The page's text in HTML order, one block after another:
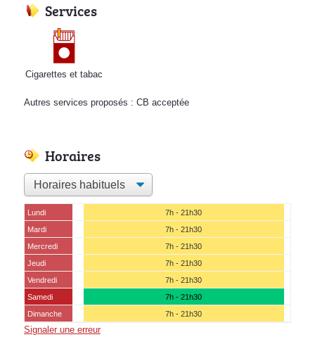
Services
Cigarettes et tabac
Autres services proposés : CB acceptée
Horaires
Lundi
7h - 21h30
Mardi
7h - 21h30
Mercredi
7h - 21h30
Jeudi
7h - 21h30
Vendredi
7h - 21h30
Samedi
7h - 21h30
Dimanche
7h - 21h30
Signaler une erreur